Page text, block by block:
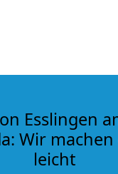
Esslingen
Wir
leicht